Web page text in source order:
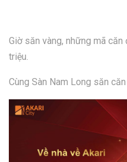
Giờ săn vàng, những mã
triệu.
Cùng Sàn Nam Long săn